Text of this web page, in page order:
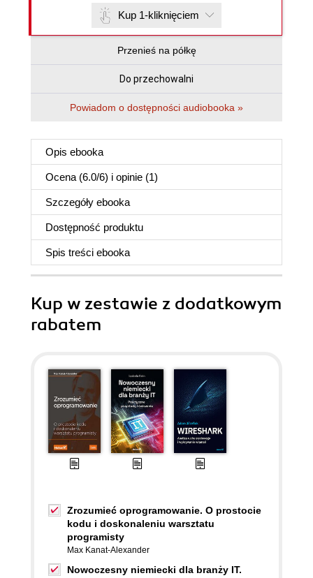
Kup 1-kliknięciem
Przenieś na półkę
Do przechowalni
Powiadom o dostępności audiobooka »
Opis ebooka
Ocena (6.0/6) i opinie (1)
Szczegóły ebooka
Dostępność produktu
Spis treści ebooka
Kup w zestawie z dodatkowym
rabatem
Zrozumieć oprogramowanie. O prostocie
kodu i doskonaleniu warsztatu
programisty
Max Kanat-Alexander
Nowoczesny niemiecki dla branży IT.